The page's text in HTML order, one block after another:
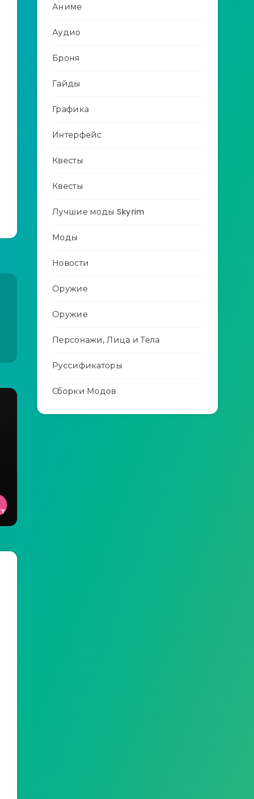
Аниме
Аудио
Броня
Гайды
Графика
Интерфейс
Квесты
Квесты
Лучшие моды Skyrim
Моды
Новости
Оружие
Оружие
Персонажи, Лица и Тела
Руссификаторы
Сборки Модов